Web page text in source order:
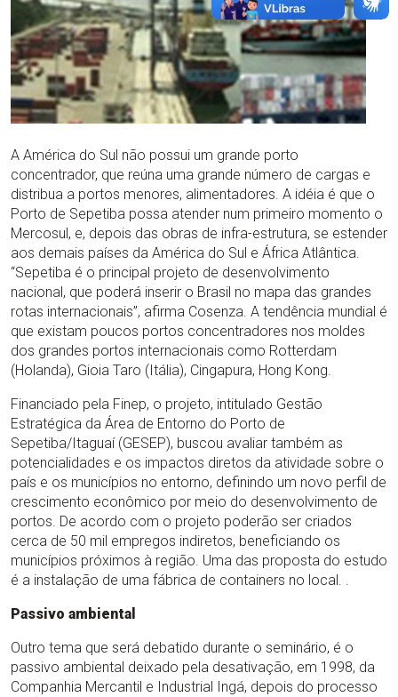
A América do Sul não possui um grande porto
concentrador, que reúna uma grande número de cargas e
distribua a portos menores, alimentadores. A idéia é que o
Porto de Sepetiba possa atender num primeiro momento o
Mercosul, e, depois das obras de infra-estrutura, se estender
aos demais países da América do Sul e África Atlântica.
“Sepetiba é o principal projeto de desenvolvimento
nacional, que poderá inserir o Brasil no mapa das grandes
rotas internacionais”, afirma Cosenza. A tendência mundial é
que existam poucos portos concentradores nos moldes
dos grandes portos internacionais como Rotterdam
(Holanda), Gioia Taro (Itália), Cingapura, Hong Kong.
Financiado pela Finep, o projeto, intitulado Gestão
Estratégica da Área de Entorno do Porto de
Sepetiba/Itaguaí (GESEP), buscou avaliar também as
potencialidades e os impactos diretos da atividade sobre o
país e os municípios no entorno, definindo um novo perfil de
crescimento econômico por meio do desenvolvimento de
portos. De acordo com o projeto poderão ser criados
cerca de 50 mil empregos indiretos, beneficiando os
municípios próximos à região. Uma das proposta do estudo
é a instalação de uma fábrica de containers no local. .
Passivo ambiental
Outro tema que será debatido durante o seminário, é o
passivo ambiental deixado pela desativação, em 1998, da
Companhia Mercantil e Industrial Ingá, depois do processo